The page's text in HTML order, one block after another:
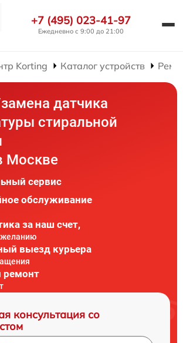
+7 (495) 023-41-97
Ежедневно с 9:00 до 21:00
Korting Каталог устройств
датчика
стиральной
Москве
сервис
обслуживание
за наш счет,
выезд курьера
ремонт
консультация со